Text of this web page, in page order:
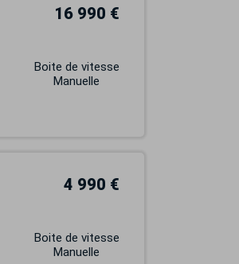
16 990 €
Boite de vitesse
Manuelle
4 990 €
Boite de vitesse
Manuelle